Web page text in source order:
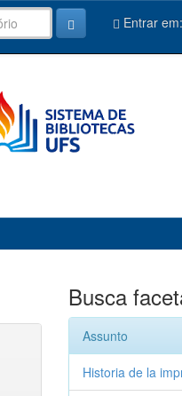
Entrar em:
Busca
Assunto
Historia de la